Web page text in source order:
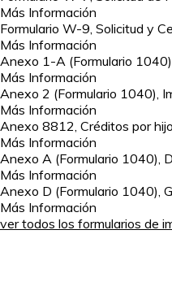
Más Información
Formulario W-9, Solicitud y
Más Información
Anexo 1-A (Formulario
Más Información
Anexo 2 (Formulario 1040),
Más Información
Anexo 8812, Créditos por
Más Información
Anexo A (Formulario 1040),
Más Información
Anexo D (Formulario 1040),
Más Información
ver todos los formularios de